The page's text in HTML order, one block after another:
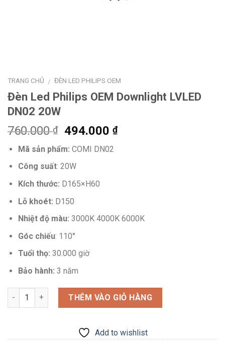
TRANG CHỦ / ĐÈN LED PHILIPS OEM
Đèn Led Philips OEM Downlight LVLED
DN02 20W
760.000₫
Giá
gốc
là:
760.000 ₫.
494.000₫Giá
Mã sản phẩm: COMI DN02
Công suất: 20W
Kích thước: D165×H60
Lỗ khoét: D150
Nhiệt độ màu: 3000K 4000K 6000K
Góc chiếu: 110°
Tuổi thọ: 30.000 giờ
Bảo hành: 3 năm
Số lượng THÊM VÀO GIỎ HÀNG
Add to wishlist